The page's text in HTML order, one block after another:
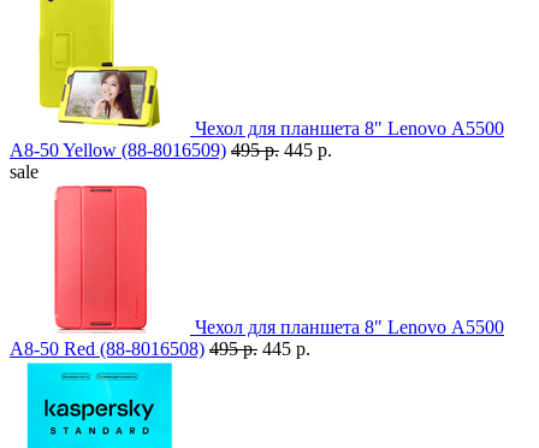
Чехол для планшета 8" Lenovo А5500
A8-50 Yellow (88-8016509) 495 р. 445 р.
sale
Чехол для планшета 8" Lenovo А5500
A8-50 Red (88-8016508) 495 р. 445 р.